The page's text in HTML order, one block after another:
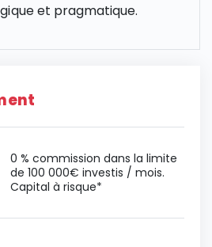
et pragmatique.
0 % commission dans la limite
de 100 000€ investis / mois.
Capital à risque*